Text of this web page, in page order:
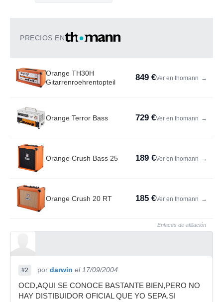
PRECIOS EN
Orange TH30H
Gitarrenroehrentopteil
849 €Ver en thomann →
Orange Terror Bass 729 €Ver en thomann →
Orange Crush Bass 25 189 €Ver en thomann →
Orange Crush 20 RT 185 €Ver en thomann →
Enlaces de afiliación
#2 por darwin el 17/09/2004
OCD,AQUI SE CONOCE BASTANTE BIEN,PERO NO
HAY DISTIBUIDOR OFICIAL QUE YO SEPA.SI